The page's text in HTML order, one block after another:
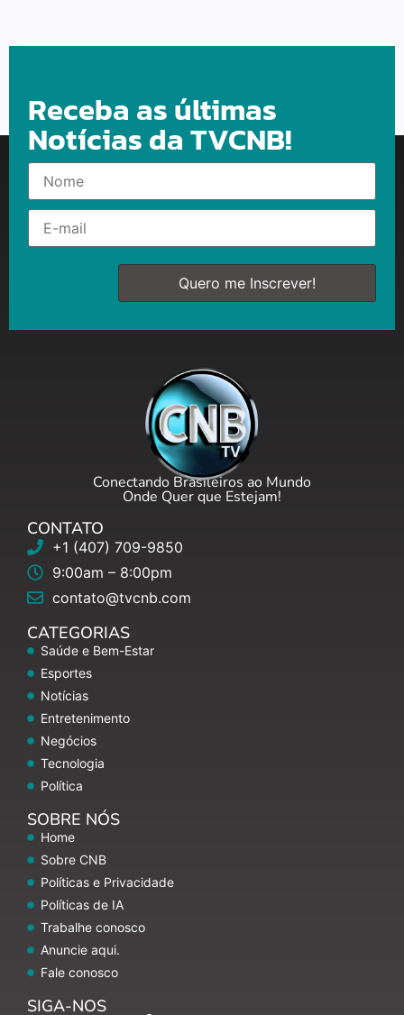
Receba as últimas
Notícias da TVCNB!
Conectando Brasileiros ao Mundo
Onde Quer que Estejam!
CONTATO
+1 (407) 709-9850
9:00am – 8:00pm
contato@tvcnb.com
CATEGORIAS
Saúde e Bem-Estar
Esportes
Notícias
Entretenimento
Negócios
Tecnologia
Política
SOBRE NÓS
Home
Sobre CNB
Políticas e Privacidade
Políticas de IA
Trabalhe conosco
Anuncie aqui.
Fale conosco
SIGA-NOS